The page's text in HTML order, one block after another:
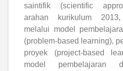
saintifik (scientific
arahan kurikulum 2013,
melalui model
(problem-based learning),
proyek (project-based
model pembelajaran